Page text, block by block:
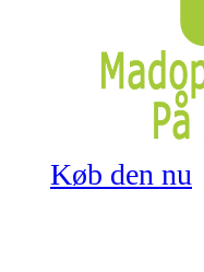
Køb den nu